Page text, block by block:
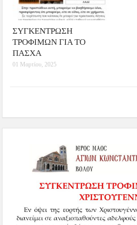
ΣΥΓΚΕΝΤΡΩΣΗ
ΤΡΟΦΙΜΩΝ ΓΙΑ ΤΟ
ΠΑΣΧΑ
01 Μαρτίου, 2025